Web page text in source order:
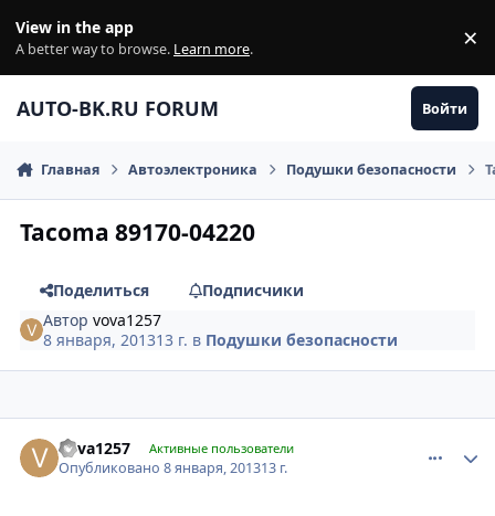
View in the app
A better way to browse. Learn more. ×
AUTO-BK.RU FORUM Войти
Главная Автоэлектроника Подушки безопасности
Tacoma 89170-04220
Поделиться
Подписчики
Авторvova1257
8 января, 201313 г. в Подушки безопасности
vova1257 Активные пользователи
Опубликовано8 января, 201313 г.